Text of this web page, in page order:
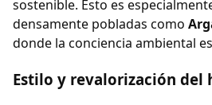
sostenible. Esto es
densamente pobladas como
donde la conciencia ambiental
Estilo y revalorización del